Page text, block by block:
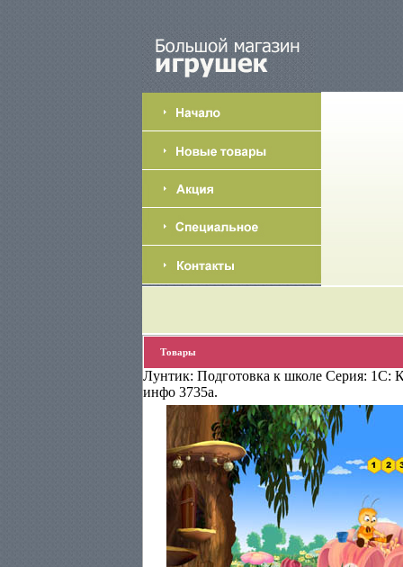
Товары
Лунтик: Подготовка к школе Серия: 1С:
инфо 3735a.